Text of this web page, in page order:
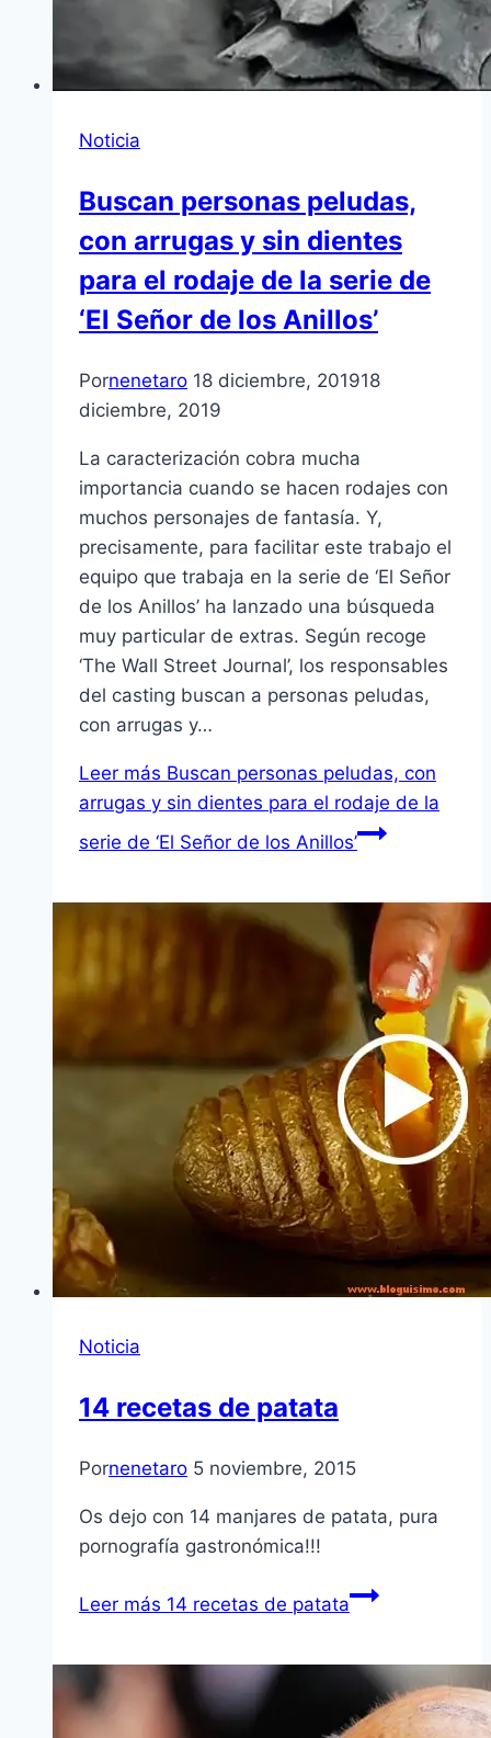
Noticia
Buscan personas peludas,
con arrugas y sin dientes
para el rodaje de la serie de
‘El Señor de los Anillos’
Pornenetaro 18 diciembre, 201918
diciembre, 2019
La caracterización cobra mucha
importancia cuando se hacen rodajes con
muchos personajes de fantasía. Y,
precisamente, para facilitar este trabajo el
equipo que trabaja en la serie de ‘El Señor
de los Anillos’ ha lanzado una búsqueda
muy particular de extras. Según recoge
‘The Wall Street Journal’, los responsables
del casting buscan a personas peludas,
con arrugas y…
Leer más Buscan personas peludas, con
arrugas y sin dientes para el rodaje de la
serie de ‘El Señor de los Anillos’
Noticia
14 recetas de patata
Pornenetaro 5 noviembre, 2015
Os dejo con 14 manjares de patata, pura
pornografía gastronómica!!!
Leer más 14 recetas de patata